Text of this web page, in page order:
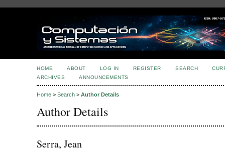
HOME ABOUT LOG IN REGISTER SEARCH
ARCHIVES
ANNOUNCEMENTS
Home > Search > Author Details
Author Details
Serra, Jean